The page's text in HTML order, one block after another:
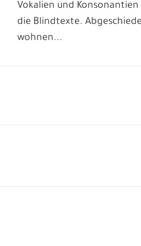
Vokalien und Konsonantien
die Blindtexte.
wohnen...